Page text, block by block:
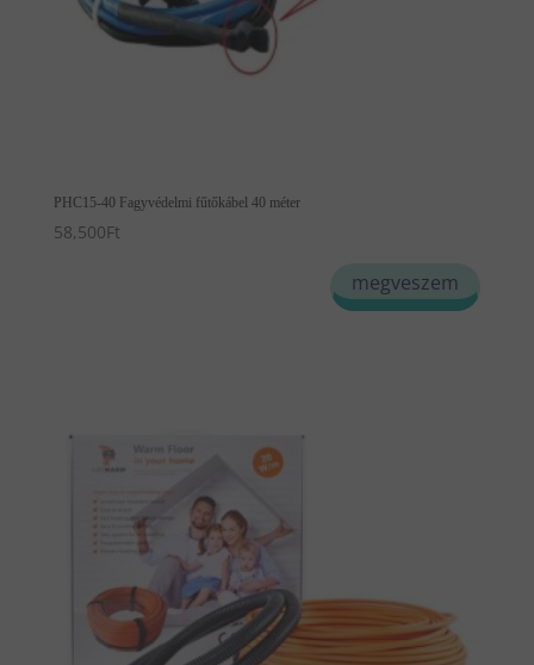
PHC15-40 Fagyvédelmi fűtőkábel 40 méter
58,500Ft
megveszem